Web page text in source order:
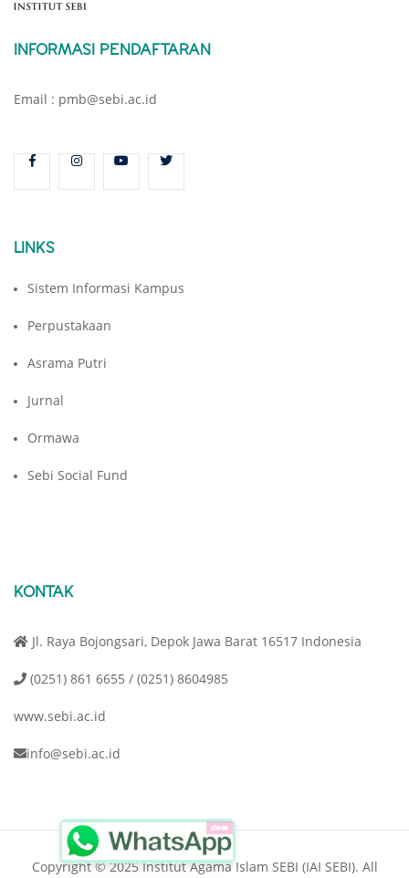
INFORMASI PENDAFTARAN
Email : pmb@sebi.ac.id
LINKS
Sistem Informasi Kampus
Perpustakaan
Asrama Putri
Jurnal
Ormawa
Sebi Social Fund
KONTAK
Jl. Raya Bojongsari, Depok Jawa Barat 16517 Indonesia
(0251) 861 6655 / (0251) 8604985
www.sebi.ac.id
info@sebi.ac.id
Copyright © 2025 Institut Agama Islam SEBI (IAI SEBI). All
close